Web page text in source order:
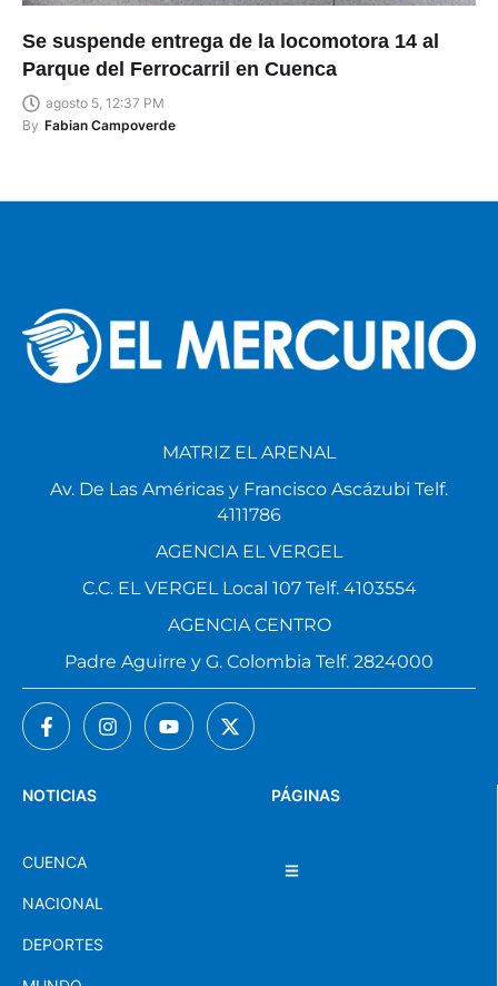
Se suspende entrega de la locomotora 14 al
Parque del Ferrocarril en Cuenca
agosto 5, 12:37 PM
By Fabian Campoverde
PÁGINAS
NOTICIAS
CUENCA
NACIONAL
DEPORTES
MATRIZ EL ARENAL
Av. De Las Américas y Francisco Ascázubi Telf.
4111786
AGENCIA EL VERGEL
C.C. EL VERGEL Local 107 Telf. 4103554
AGENCIA CENTRO
Padre Aguirre y G. Colombia Telf. 2824000